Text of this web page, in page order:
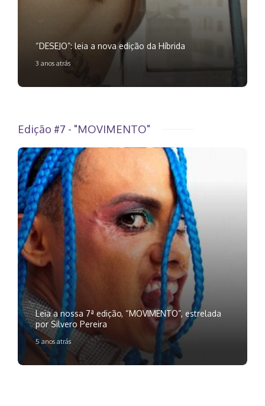
“DESEJO”: leia a nova edição da Híbrida
3 anos atrás
Edição #7 - "MOVIMENTO"
Leia a nossa 7ª edição, “MOVIMENTO”, estrelada
por Silvero Pereira
5 anos atrás